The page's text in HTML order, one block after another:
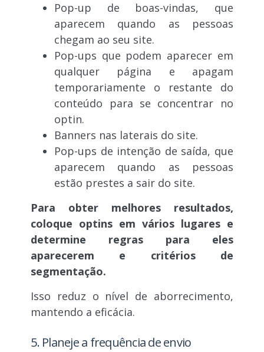
Pop-up de boas-vindas, que
aparecem quando as pessoas
chegam ao seu site.
Pop-ups que podem aparecer em
qualquer página e apagam
temporariamente o restante do
conteúdo para se concentrar no
optin.
Banners nas laterais do site.
Pop-ups de intenção de saída, que
aparecem quando as pessoas
estão prestes a sair do site.
Para obter melhores resultados,
coloque optins em vários lugares e
determine regras para eles
aparecerem e critérios de
segmentação.
Isso reduz o nível de aborrecimento,
mantendo a eficácia.
5. Planeje a frequência de envio